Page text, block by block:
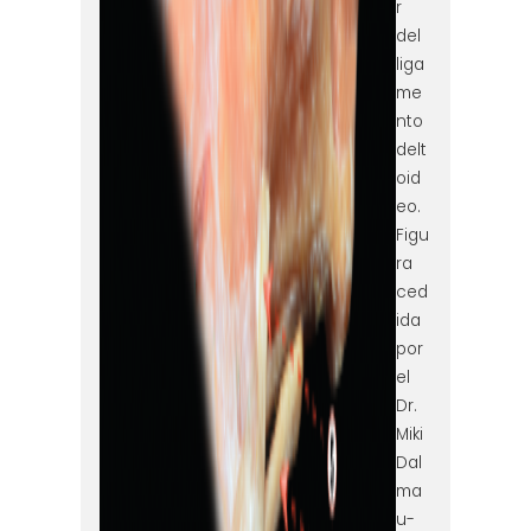
r
del
liga
me
nto
delt
oid
eo.
Figu
ra
ced
ida
por
el
Dr.
Miki
Dal
ma
u-